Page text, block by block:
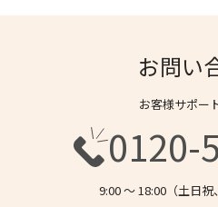
お問い
お客様サポー
0120-
9:00 〜 18:00（土日祝